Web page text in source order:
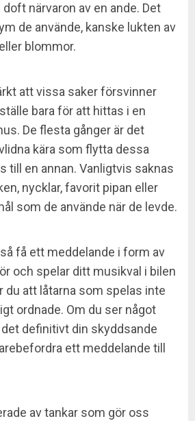
närvaron av en ande. Det
de använde, kanske lukten av
blommor.
att vissa saker försvinner
bara för att hittas i en
De flesta gånger är det
kära som flytta dessa
till en annan. Vanligtvis saknas
nycklar, favorit pipan eller
som de använde när de levde.
få ett meddelande i form av
och spelar ditt musikval i bilen
du att låtarna som spelas inte
ordnade. Om du ser något
definitivt din skyddsande
ett meddelande till
av tankar som gör oss